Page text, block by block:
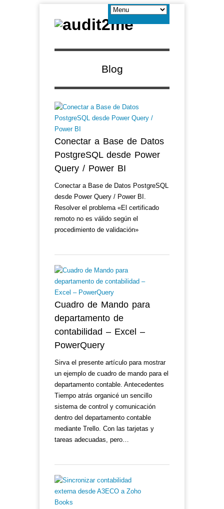
Blog
Conectar a Base de Datos
PostgreSQL desde Power
Query / Power BI
Conectar a Base de Datos PostgreSQL
desde Power Query / Power BI.
Resolver el problema «El certificado
remoto no es válido según el
procedimiento de validación»
Cuadro de Mando para
departamento de
contabilidad – Excel –
PowerQuery
Sirva el presente artículo para mostrar
un ejemplo de cuadro de mando para el
departamento contable. Antecedentes
Tiempo atrás organicé un sencillo
sistema de control y comunicación
dentro del departamento contable
mediante Trello. Con las tarjetas y
tareas adecuadas, pero…